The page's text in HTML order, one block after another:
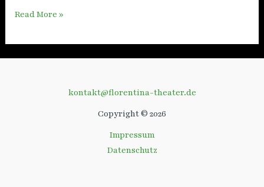
Read More »
kontakt@florentina-theater.de
Copyright © 2026
Impressum
Datenschutz